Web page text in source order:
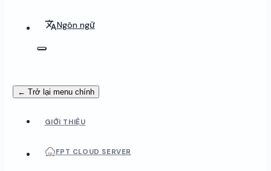
Ngôn ngữ
← Trở lại menu chính
GIỚI THIỆU
FPT CLOUD SERVER